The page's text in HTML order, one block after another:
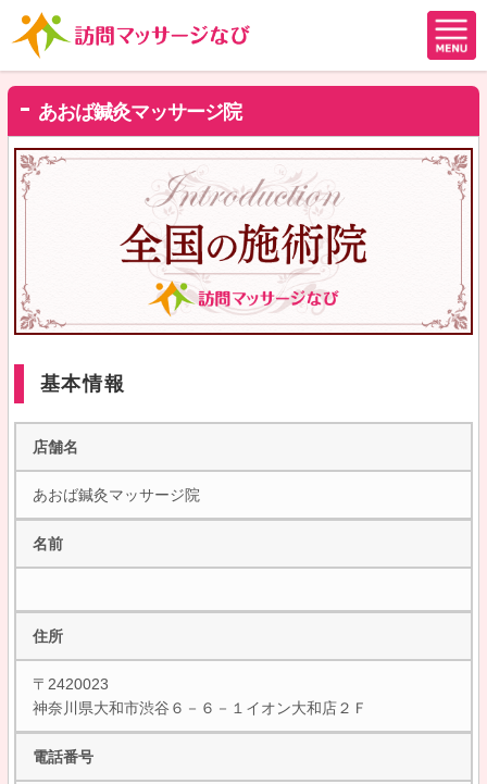
あおば鍼灸マッサージ院
基本情報
店舗名
あおば鍼灸マッサージ院
名前
住所
〒2420023
神奈川県大和市渋谷６－６－１イオン大和店２Ｆ
電話番号